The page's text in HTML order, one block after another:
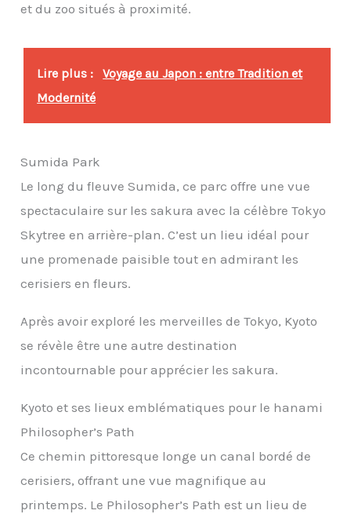
et du zoo situés à proximité.
Lire plus :
Voyage au Japon : entre Tradition et
Modernité
Sumida Park
Le long du fleuve Sumida, ce parc offre une vue
spectaculaire sur les sakura avec la célèbre Tokyo
Skytree en arrière-plan. C’est un lieu idéal pour
une promenade paisible tout en admirant les
cerisiers en fleurs.
Après avoir exploré les merveilles de Tokyo, Kyoto
se révèle être une autre destination
incontournable pour apprécier les sakura.
Kyoto et ses lieux emblématiques pour le hanami
Philosopher’s Path
Ce chemin pittoresque longe un canal bordé de
cerisiers, offrant une vue magnifique au
printemps. Le Philosopher’s Path est un lieu de